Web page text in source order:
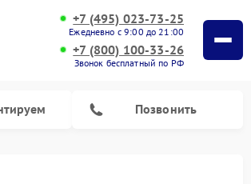
+7 (495) 023-73-25
Ежедневно с 9:00 до 21:00
+7 (800) 100-33-26
Звонок бесплатный по РФ
Позвонить